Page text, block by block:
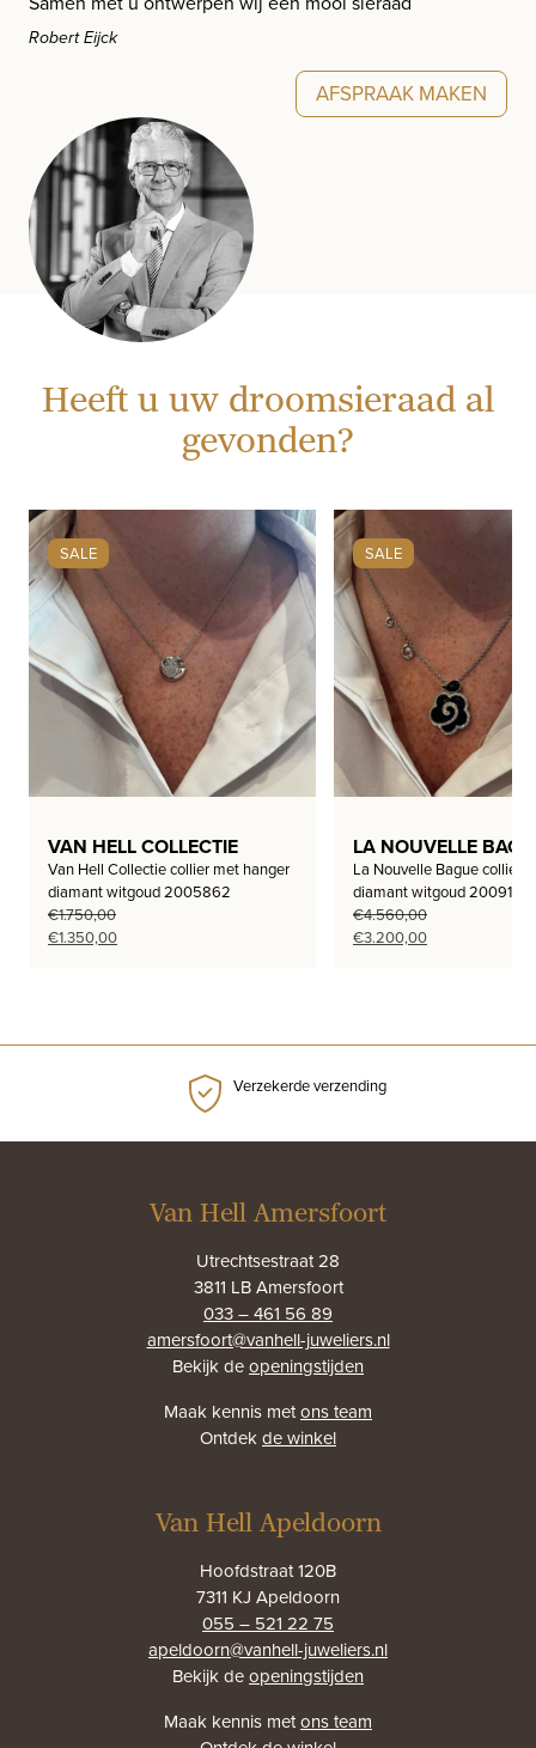
Robert Eijck
AFSPRAAK MAKEN
Heeft u uw droomsieraad al
gevonden?
SALE
VAN HELL COLLECTIE
Van Hell Collectie collier met hanger
diamant witgoud 2005862
€1.750,00
Oorspronkelijke
€1.350,00Huidige
SALE
LA NOUVELLE
La Nouvelle Bague collier
diamant witgoud 2009132
€4.560,00
Oorspronkelijke
€3.200,00Huidige
Verzekerde verzending
Van Hell Amersfoort
Utrechtsestraat 28
3811 LB Amersfoort
033 – 461 56 89
amersfoort@vanhell-juweliers.nl
Bekijk deopeningstijden
Maak kennis metons team
Ontdekde winkel
Van Hell Apeldoorn
Hoofdstraat 120B
7311 KJ Apeldoorn
055 – 521 22 75
apeldoorn@vanhell-juweliers.nl
Bekijk deopeningstijden
Maak kennis metons team